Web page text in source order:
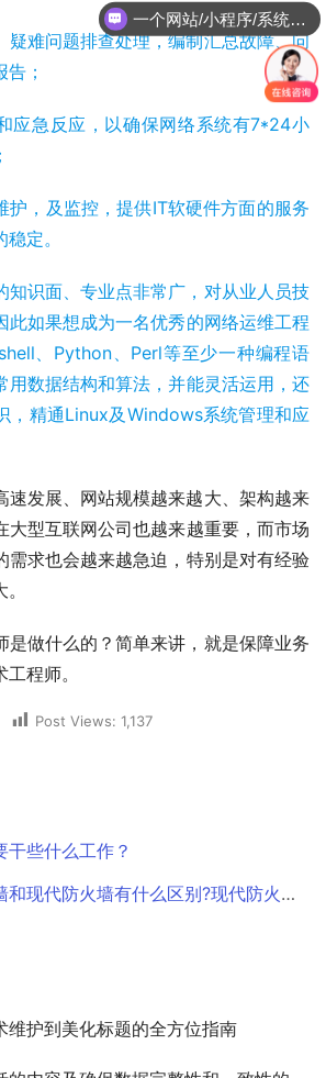
疑难问题排查处理，编制汇总故障、问
；
应急反应，以确保网络系统有7*24小
护，及监控，提供IT软硬件方面的服务
定。
知识面、专业点非常广，对从业人员技
此如果想成为一名优秀的网络运维工程
、Python、Perl等至少一种编程语
用数据结构和算法，并能灵活运用，还
，精通Linux及Windows系统管理和应
速发展、网站规模越来越大、架构越来
大型互联网公司也越来越重要，而市场
需求也会越来越急迫，特别是对有经验
是做什么的？简单来讲，就是保障业务
程师。
Post Views: 1,137
干些什么工作？
代防火墙有什么区别?现代防火墙好在哪里？
维护到美化标题的全方位指南
一个网站/小程序/系统的价格是怎么计算的？